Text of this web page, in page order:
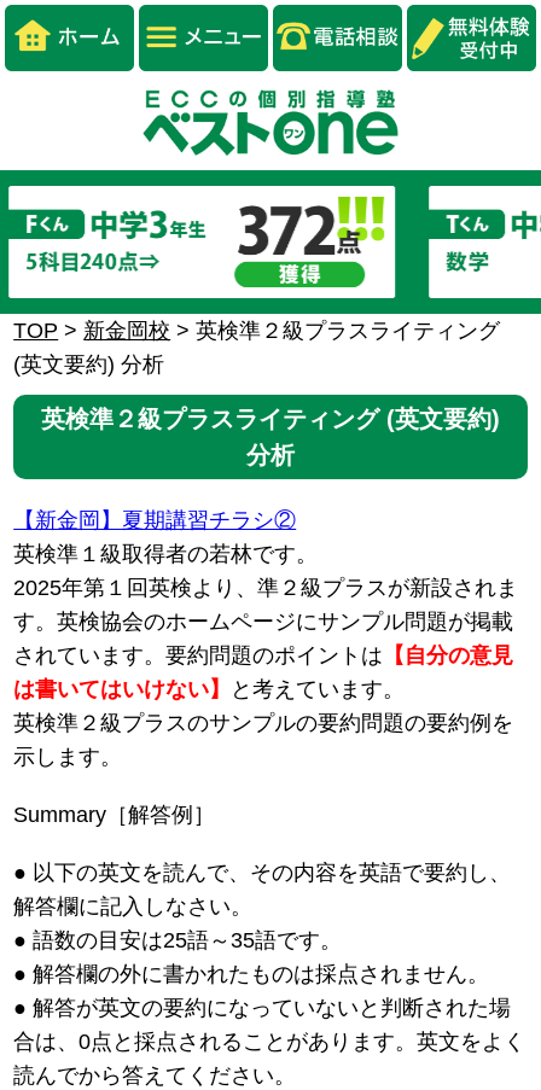
TOP > 新金岡校 >英検準２級プラスライティング
(英文要約) 分析
英検準２級プラスライティング (英文要約)
分析
【新金岡】夏期講習チラシ②
英検準１級取得者の若林です。
2025年第１回英検より、準２級プラスが新設されま
す。英検協会のホームページにサンプル問題が掲載
されています。要約問題のポイントは 【自分の意見
は書いてはいけない】
と考えています。
英検準２級プラスのサンプルの要約問題の要約例を
示します。
Summary［解答例］
● 以下の英文を読んで、その内容を英語で要約し、
解答欄に記入しなさい。
● 語数の目安は25語～35語です。
● 解答欄の外に書かれたものは採点されません。
● 解答が英文の要約になっていないと判断された場
合は、0点と採点されることがあります。英文をよく
読んでから答えてください。